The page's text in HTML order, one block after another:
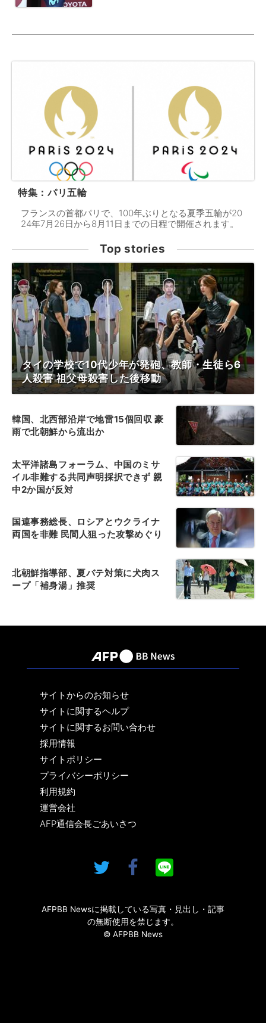
特集：パリ五輪
フランスの首都パリで、100年ぶりとなる夏季五輪が20
24年7月26日から8月11日までの日程で開催されます。
Top stories
タイの学校で10代少年が発砲、教師・生徒ら6
人殺害 祖父母殺害した後移動
韓国、北西部沿岸で地雷15個回収 豪
雨で北朝鮮から流出か
太平洋諸島フォーラム、中国のミサ
イル非難する共同声明採択できず 親
中2か国が反対
国連事務総長、ロシアとウクライナ
両国を非難 民間人狙った攻撃めぐり
北朝鮮指導部、夏バテ対策に犬肉ス
ープ「補身湯」推奨
サイトからのお知らせ
サイトに関するヘルプ
サイトに関するお問い合わせ
採用情報
サイトポリシー
プライバシーポリシー
利用規約
運営会社
AFP通信会長ごあいさつ
AFPBB Newsに掲載している写真・見出し・記事
の無断使用を禁じます。
© AFPBB News